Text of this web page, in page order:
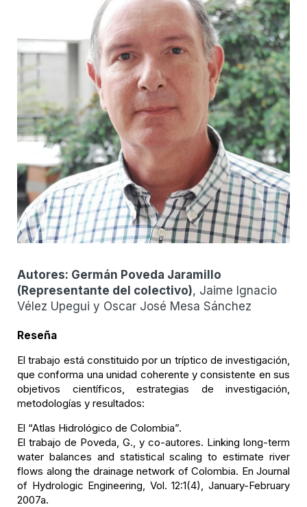
Autores: Germán Poveda Jaramillo
( Representante del colectivo), Jaime Ignacio
Vélez Upegui y Oscar José Mesa Sánchez
Reseña
El trabajo está constituido por un tríptico de investigación,
que conforma una unidad coherente y consistente en sus
objetivos científicos, estrategias de investigación,
metodologías y resultados:
El “Atlas Hidrológico de Colombia”.
El trabajo de Poveda, G., y co-autores. Linking long-term
water balances and statistical scaling to estimate river
flows along the drainage network of Colombia. En Journal
of Hydrologic Engineering, Vol. 12:1(4), January-February
2007a.